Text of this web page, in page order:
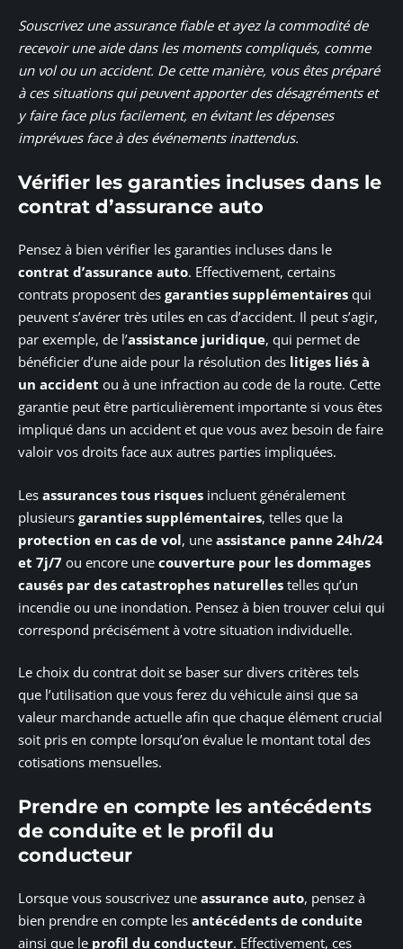
Souscrivez une assurance fiable et ayez la commodité de
recevoir une aide dans les moments compliqués, comme
un vol ou un accident. De cette manière, vous êtes préparé
à ces situations qui peuvent apporter des désagréments et
y faire face plus facilement, en évitant les dépenses
imprévues face à des événements inattendus.
Vérifier les garanties incluses dans le
contrat d’assurance auto
Pensez à bien vérifier les garanties incluses dans le
contrat d’assurance auto. Effectivement, certains
contrats proposent des garanties supplémentaires qui
peuvent s’avérer très utiles en cas d’accident. Il peut s’agir,
par exemple, de l’assistance juridique, qui permet de
bénéficier d’une aide pour la résolution des litiges liés à
un accident ou à une infraction au code de la route. Cette
garantie peut être particulièrement importante si vous êtes
impliqué dans un accident et que vous avez besoin de faire
valoir vos droits face aux autres parties impliquées.
Les assurances tous risques incluent généralement
plusieurs garanties supplémentaires, telles que la
protection en cas de vol, une assistance panne 24h/24
et 7j/7 ou encore une couverture pour les dommages
causés par des catastrophes naturelles telles qu’un
incendie ou une inondation. Pensez à bien trouver celui qui
correspond précisément à votre situation individuelle.
Le choix du contrat doit se baser sur divers critères tels
que l’utilisation que vous ferez du véhicule ainsi que sa
valeur marchande actuelle afin que chaque élément crucial
soit pris en compte lorsqu’on évalue le montant total des
cotisations mensuelles.
Prendre en compte les antécédents
de conduite et le profil du
conducteur
Lorsque vous souscrivez une assurance auto, pensez à
bien prendre en compte les antécédents de conduite
ainsi que le profil du conducteur. Effectivement, ces